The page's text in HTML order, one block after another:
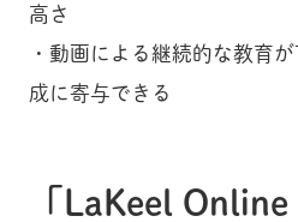
高さ
・動画による継続的な教育
成に寄与できる
「LaKeel